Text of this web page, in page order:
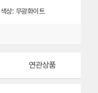
색상: 무광화이트
연관상품